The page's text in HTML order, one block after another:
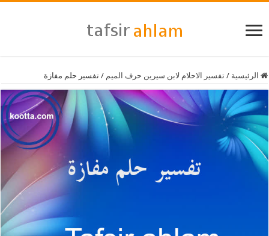
الرئيسية / تفسير الاحلام لابن سيرين حرف الميم / تفسير حلم مفازة